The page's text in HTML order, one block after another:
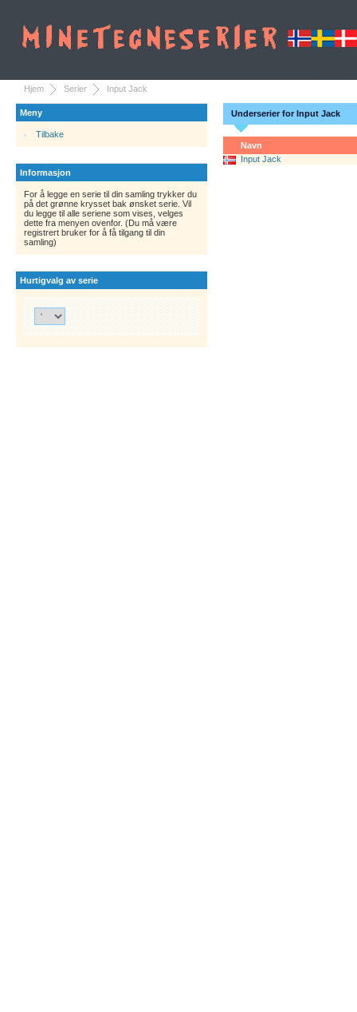
Hjem Serier Input Jack
Meny
Tilbake
Informasjon
For å legge en serie til din samling trykker du
på det grønne krysset bak ønsket serie. Vil
du legge til alle seriene som vises, velges
dette fra menyen ovenfor. (Du må være
registrert bruker for å få tilgang til din
samling)
Hurtigvalg av serie
Underserier for Input Jack
Navn
Input Jack